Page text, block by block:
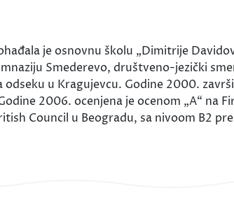
je osnovnu školu „Dimitrije
Smederevo, društveno-jezički
u Kragujevcu. Godine 2000.
2006. ocenjena je ocenom „A“ na
Council u Beogradu, sa nivoom B2